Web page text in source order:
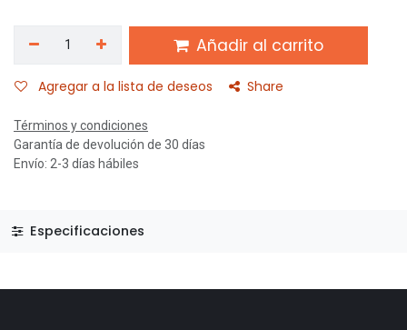
Añadir al carrito
Agregar a la lista de deseos Share
Términos y condiciones
Garantía de devolución de 30 días
Envío: 2-3 días hábiles
Especificaciones